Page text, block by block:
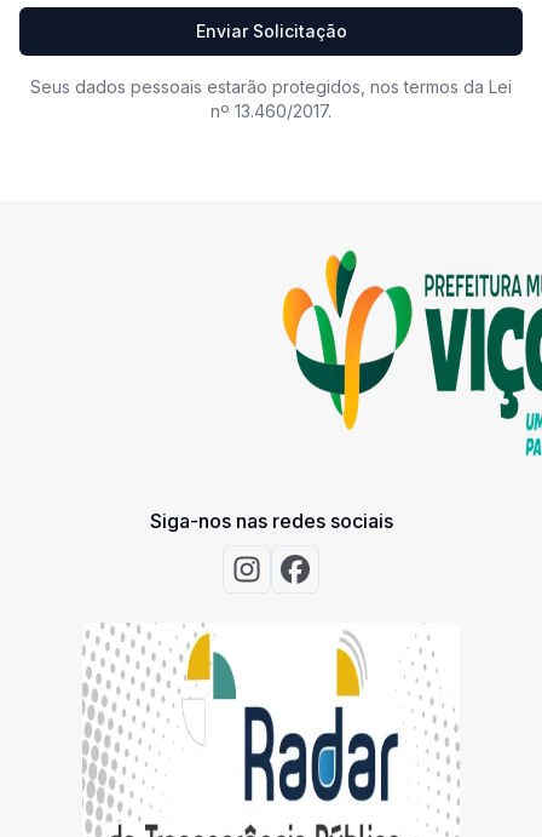
Enviar Solicitação
Seus dados pessoais estarão protegidos, nos termos da Lei
nº 13.460/2017.
Siga-nos nas redes sociais
Acessar Instagram
Acessar Facebook